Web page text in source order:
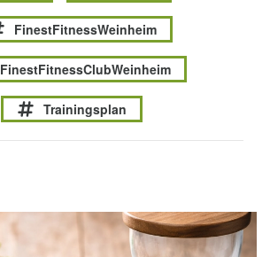
FinestFitnessWeinheim
FinestFitnessClubWeinheim
Trainingsplan